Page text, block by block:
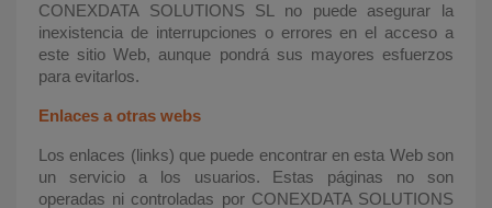
CONEXDATA SOLUTIONS SL no puede asegurar la
inexistencia de interrupciones o errores en el acceso a
este sitio Web, aunque pondrá sus mayores esfuerzos
para evitarlos.
Enlaces a otras webs
Los enlaces (links) que puede encontrar en esta Web son
un servicio a los usuarios. Estas páginas no son
operadas ni controladas por CONEXDATA SOLUTIONS